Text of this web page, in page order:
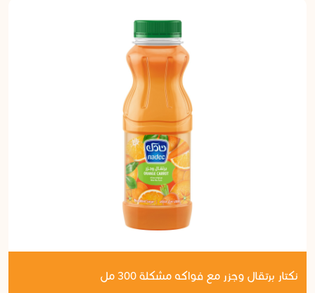
نكتار برتقال وجزر مع فواكه مشكلة 300 مل